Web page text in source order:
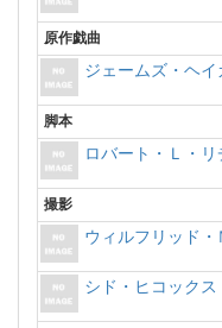
原作戯曲
ジェームズ・ヘイ
脚本
ロバート・Ｌ・
撮影
ウィルフリッド
シド・ヒコックス